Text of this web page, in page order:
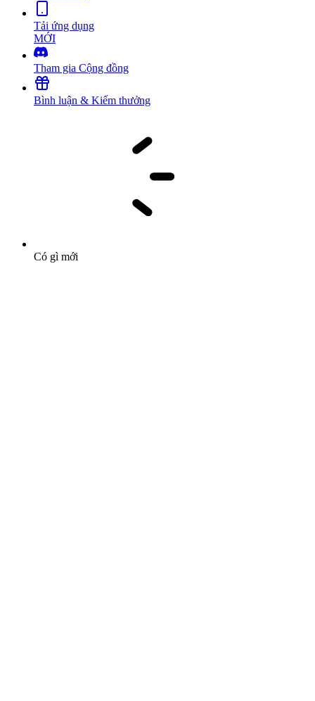
Tải ứng dụng
MỚI
Tham gia Cộng đồng
Bình luận & Kiếm thưởng
Có gì mới